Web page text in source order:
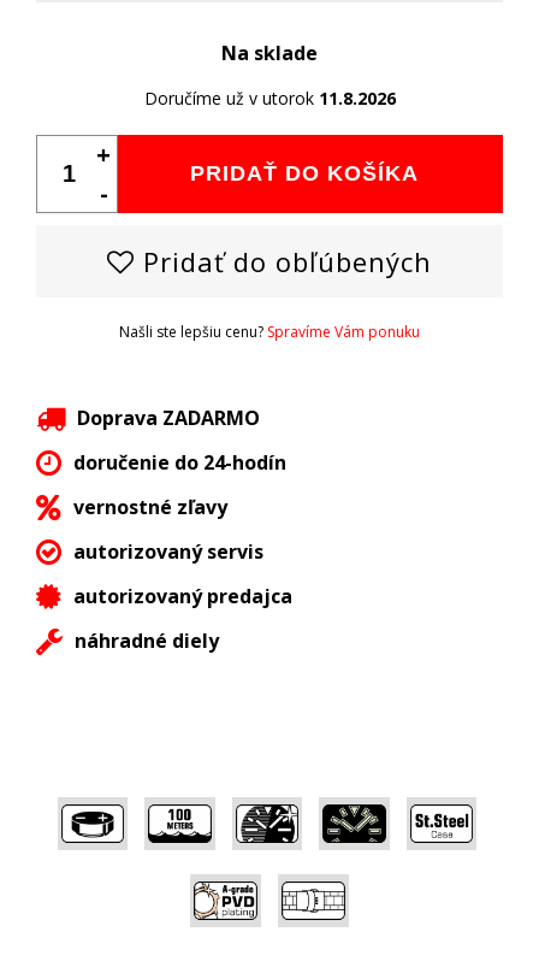
Na sklade
Doručíme už v utorok 11.8.2026
PRIDAŤ DO KOŠÍKA
+
-
Pridať do obľúbených
Našli ste lepšiu cenu? Spravíme Vám ponuku
Doprava ZADARMO
doručenie do 24-hodín
vernostné zľavy
autorizovaný servis
autorizovaný predajca
náhradné diely